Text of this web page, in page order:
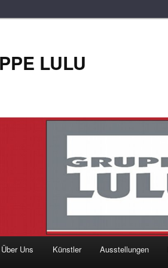
LULU
Über Uns Künstler Ausstellungen